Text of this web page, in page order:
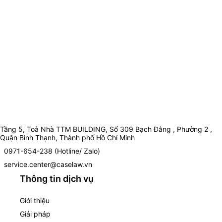
Tầng 5, Toà Nhà TTM BUILDING, Số 309 Bạch Đằng , Phường 2 ,
Quận Bình Thạnh, Thành phố Hồ Chí Minh
0971-654-238 (Hotline/ Zalo)
service.center@caselaw.vn
Thông tin dịch vụ
Giới thiệu
Giải pháp